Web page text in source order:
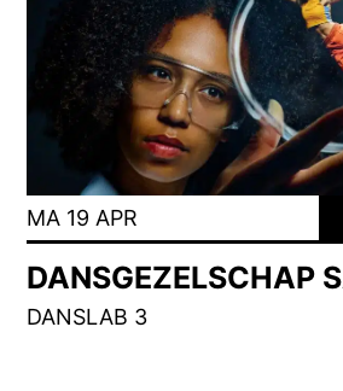
MA 19 APR
DANSGEZELSCHAP
DANSLAB 3